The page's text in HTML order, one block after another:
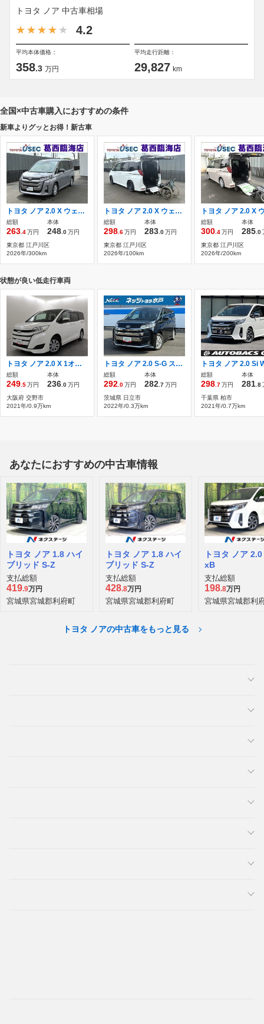
トヨタ ノア 中古車相場
4.2
平均本体価格：
358.3 万円
平均走行距離：
29,827 km
全国×中古車購入におすすめの条件
新車よりグッとお得！新古車
トヨタ ノア 2.0 X ウェルキャブ ウェルジョイン+助手席リフトアップチルトシート 元展示車 TSS オーディオレス ステップ
総額
263 .4万円
本体
248 .0万円
東京都 江戸川区
2026年/300km
トヨタ ノア 2.0 X ウェルキャブ 車いす仕様車 タイプII サードシート付 ショートスロープ TSS ディスプレイオーディオ Bカメラ
総額
298 .6万円
本体
283 .0万円
東京都 江戸川区
2026年/100km
総額
300 .4万円
本体
285 .0
東京都 江戸川区
2026年/200km
状態が良い低走行車両
トヨタ ノア 2.0 X 1オーナー/走行約0.8万キロ/8人乗り/ドラレ
総額
249.5万円
本体
236.0万円
大阪府 交野市
2021年/0.9万km
トヨタ ノア 2.0 S-G スペアタイヤ付き/ETC付き/ユニバーサルス
総額
292.0万円
本体
282.7万円
茨城県 日立市
2022年/0.3万km
総額
298.7万円
本体
281.8
千葉県 柏市
2021年/0.7万km
あなたにおすすめの中古車情報
トヨタ ノア 1.8 ハイ
ブリッド S-Z
支払総額
419.9万円
宮城県宮城郡利府町
トヨタ ノア 1.8 ハイ
ブリッド S-Z
支払総額
428.8万円
宮城県宮城郡利府町
トヨタ ノア
xB
支払総額
198.8万円
宮城県宮城郡利
トヨタ ノアの中古車をもっと見る